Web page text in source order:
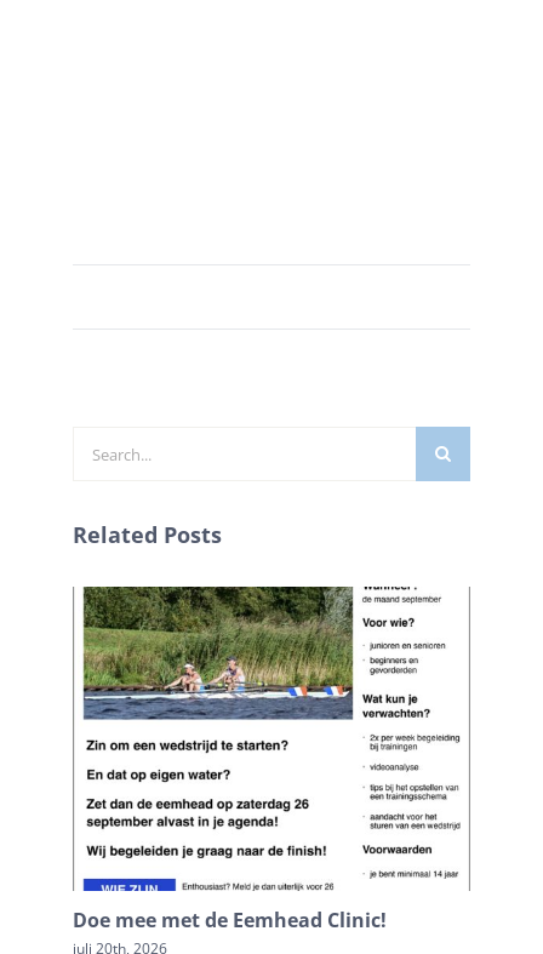
Related Posts
Doe mee met de Eemhead Clinic!
juli 20th, 2026